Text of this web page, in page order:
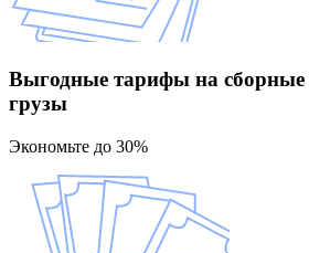
Выгодные тарифы на сборные
грузы
Экономьте до 30%